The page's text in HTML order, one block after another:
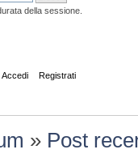
della sessione.
Accedi Registrati
» Post